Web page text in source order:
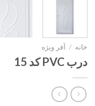
خانه / آفر ویژه
درب PVC کد 15